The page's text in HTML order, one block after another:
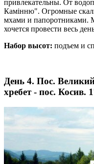
привлекательны. От
Камінню". Огромные
мхами и папоротниками.
хочется провести весь
Набор высот: подъем и
День 4. Пос.
хребет - пос. Косив.